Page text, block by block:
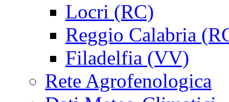
Locri (RC)
Reggio Calabria
Filadelfia (VV)
Rete Agrofenologica